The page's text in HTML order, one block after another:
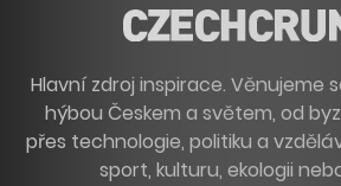
Hlavní zdroj inspirace. Věnujeme
hýbou Českem a světem, od
přes technologie, politiku a
sport, kulturu, ekologii